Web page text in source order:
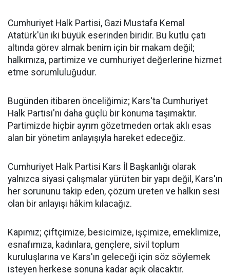
Cumhuriyet Halk Partisi, Gazi Mustafa Kemal
Atatürk'ün iki büyük eserinden biridir. Bu kutlu çatı
altında görev almak benim için bir makam değil;
halkımıza, partimize ve cumhuriyet değerlerine hizmet
etme sorumluluğudur.
Bugünden itibaren önceliğimiz; Kars'ta Cumhuriyet
Halk Partisi'ni daha güçlü bir konuma taşımaktır.
Partimizde hiçbir ayrım gözetmeden ortak aklı esas
alan bir yönetim anlayışıyla hareket edeceğiz.
Cumhuriyet Halk Partisi Kars İl Başkanlığı olarak
yalnızca siyasi çalışmalar yürüten bir yapı değil, Kars'ın
her sorununu takip eden, çözüm üreten ve halkın sesi
olan bir anlayışı hâkim kılacağız.
Kapımız; çiftçimize, besicimize, işçimize, emeklimize,
esnafımıza, kadınlara, gençlere, sivil toplum
kuruluşlarına ve Kars'ın geleceği için söz söylemek
isteyen herkese sonuna kadar açık olacaktır.